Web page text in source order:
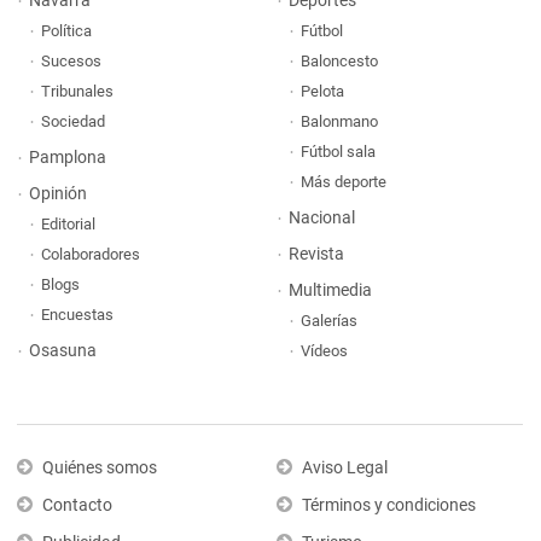
Política
Sucesos
Tribunales
Sociedad
Pamplona
Opinión
Editorial
Colaboradores
Blogs
Encuestas
Osasuna
Fútbol
Baloncesto
Pelota
Balonmano
Fútbol sala
Más deporte
Nacional
Revista
Multimedia
Galerías
Vídeos
Quiénes somos
Contacto
Aviso Legal
Términos y condiciones